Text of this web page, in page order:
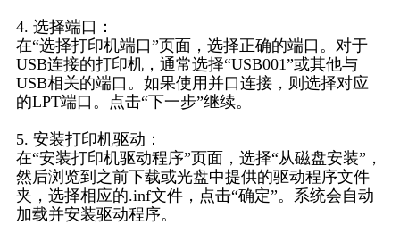
4. 选择端口：
在“选择打印机端口”页面，选择正确的端口。对于
USB连接的打印机，通常选择“USB001”或其他与
USB相关的端口。如果使用并口连接，则选择对应
的LPT端口。点击“下一步”继续。
5. 安装打印机驱动：
在“安装打印机驱动程序”页面，选择“从磁盘安装”，
然后浏览到之前下载或光盘中提供的驱动程序文件
夹，选择相应的.inf文件，点击“确定”。系统会自动
加载并安装驱动程序。